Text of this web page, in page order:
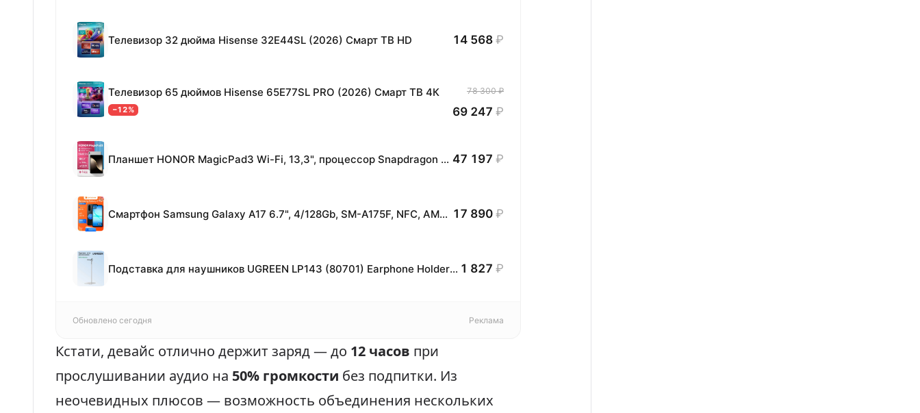
Телевизор 32 дюйма Hisense 32E44SL (2026) Смарт ТВ HD 14 568 ₽
Телевизор 65 дюймов Hisense 65E77SL PRO (2026) Смарт ТВ 4К
−12%
78 300 ₽
69 247 ₽
Планшет HONOR MagicPad3 Wi-Fi, 13,3", процессор Snapdragon 8, 16ГБ/512ГБ, EU 47 197 ₽
Смартфон Samsung Galaxy A17 6.7", 4/128Gb, SM-A175F, NFC, AMOLED, 90Гц, 5000мАч, черный 17 890 ₽
Подставка для наушников UGREEN LP143 (80701) Earphone Holder Stand. Цвет: серебристый 1 827 ₽
Обновлено сегодня Реклама
Кстати, девайс отлично держит заряд — до 12 часов при
прослушивании аудио на 50% громкости без подпитки. Из
неочевидных плюсов — возможность объединения нескольких